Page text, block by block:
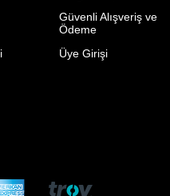
Güvenli Alışveriş ve
Ödeme
Üye Girişi